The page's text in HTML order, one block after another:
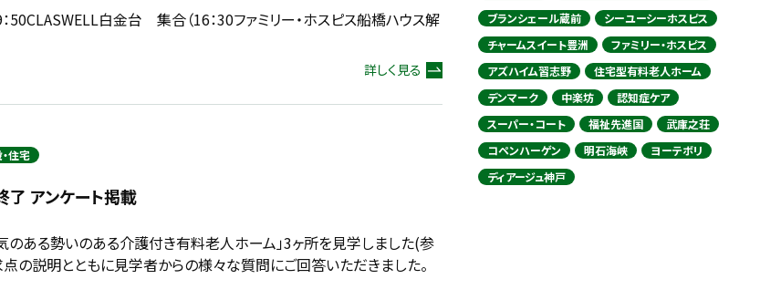
50CLASWELL白金台 集合（16：30ファミリー・ホスピス船橋ハウス解
詳しく見る
住宅
アンケート掲載
気のある勢いのある介護付き有料老人ホーム」3ヶ所を見学しました(参
の説明とともに見学者からの様々な質問にご回答いただきました。
ブランシェール蔵前
シーユーシーホスピス
チャームスイート豊洲
ファミリー・ホスピス
アズハイム習志野
住宅型有料老人ホーム
デンマーク
中楽坊
認知症ケア
スーパー・コート
福祉先進国
武庫之荘
コペンハーゲン
明石海峡
ヨーテボリ
ディアージュ神戸